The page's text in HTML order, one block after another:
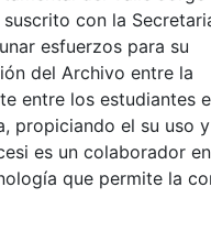
con la
esfuerzos para su
del Archivo entre la
entre los estudiantes e
propiciando el su uso y
es un colaborador
que permite la